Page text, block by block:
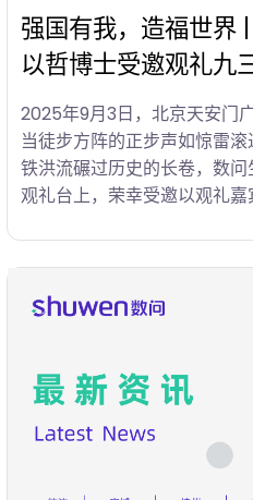
强国有我，造福世界
以哲博士受邀观礼九
2025年9月3日，北京天安门
当徒步方阵的正步声如惊雷
铁洪流碾过历史的长卷，数
观礼台上，荣幸受邀以观礼